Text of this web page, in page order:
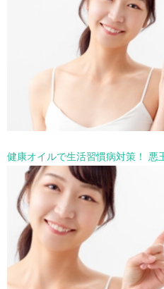
健康オイルで生活習慣病対策！ 悪